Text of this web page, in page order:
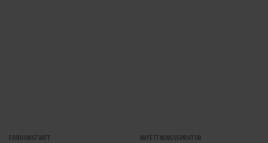
FORDONSTVÄTT AVFETTNINGSSPRUTOR